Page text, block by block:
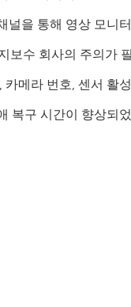
널을 통해 영상 모니
보수 회사의 주의가
카메라 번호, 센서 활
복구 시간이 향상되